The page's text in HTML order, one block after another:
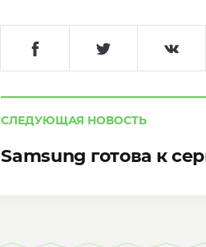
СЛЕДУЮЩАЯ НОВОСТЬ
Samsung готова к